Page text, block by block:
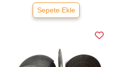
Sepete Ekle